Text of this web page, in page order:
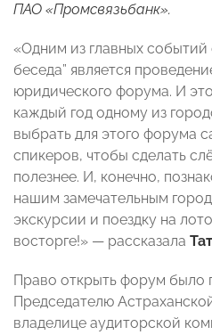
ПАО «Промсвязьбанк».
«Одним из главных
беседа” является
юридического форума. И
каждый год одному из
выбрать для этого форума
спикеров, чтобы сделать
полезнее. И, конечно,
нашим замечательным
экскурсии и поездку на
восторге!» — рассказала
Право открыть форум было
Председателю
владелице аудиторской